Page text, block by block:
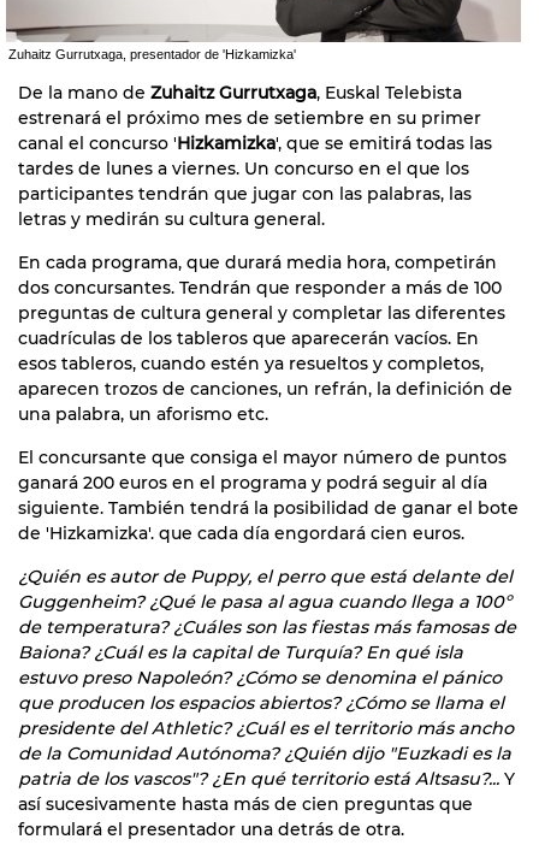
Zuhaitz Gurrutxaga, presentador de 'Hizkamizka'
De la mano de Zuhaitz Gurrutxaga, Euskal Telebista
estrenará el próximo mes de setiembre en su primer
canal el concurso 'Hizkamizka', que se emitirá todas las
tardes de lunes a viernes. Un concurso en el que los
participantes tendrán que jugar con las palabras, las
letras y medirán su cultura general.
En cada programa, que durará media hora, competirán
dos concursantes. Tendrán que responder a más de 100
preguntas de cultura general y completar las diferentes
cuadrículas de los tableros que aparecerán vacíos. En
esos tableros, cuando estén ya resueltos y completos,
aparecen trozos de canciones, un refrán, la definición de
una palabra, un aforismo etc.
El concursante que consiga el mayor número de puntos
ganará 200 euros en el programa y podrá seguir al día
siguiente. También tendrá la posibilidad de ganar el bote
de 'Hizkamizka'. que cada día engordará cien euros.
¿Quién es autor de Puppy, el perro que está delante del
Guggenheim? ¿Qué le pasa al agua cuando llega a 100º
de temperatura? ¿Cuáles son las fiestas más famosas de
Baiona? ¿Cuál es la capital de Turquía? En qué isla
estuvo preso Napoleón? ¿Cómo se denomina el pánico
que producen los espacios abiertos? ¿Cómo se llama el
presidente del Athletic? ¿Cuál es el territorio más ancho
de la Comunidad Autónoma? ¿Quién dijo "Euzkadi es la
patria de los vascos"? ¿En qué territorio está Altsasu?... Y
así sucesivamente hasta más de cien preguntas que
formulará el presentador una detrás de otra.